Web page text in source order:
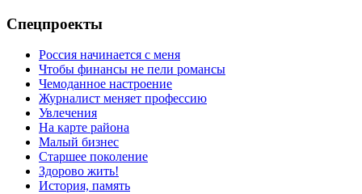
Спецпроекты
Россия начинается с меня
Чтобы финансы не пели романсы
Чемоданное настроение
Журналист меняет профессию
Увлечения
На карте района
Малый бизнес
Старшее поколение
Здорово жить!
История, память